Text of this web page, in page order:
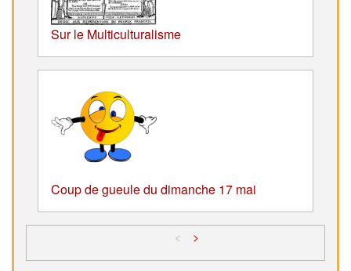
Sur le Multiculturalisme
Coup de gueule du dimanche 17 mai
< >